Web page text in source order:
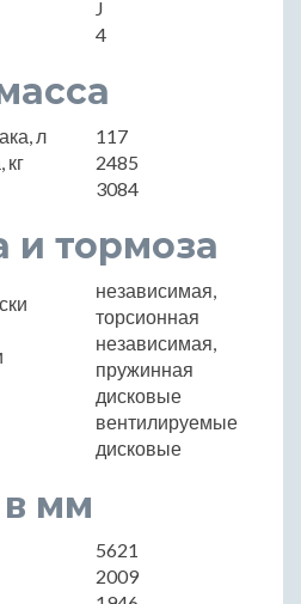
J
4
л
117
2485
3084
и тормоза
независимая,
торсионная
независимая,
пружинная
дисковые
вентилируемые
дисковые
мм
5621
2009